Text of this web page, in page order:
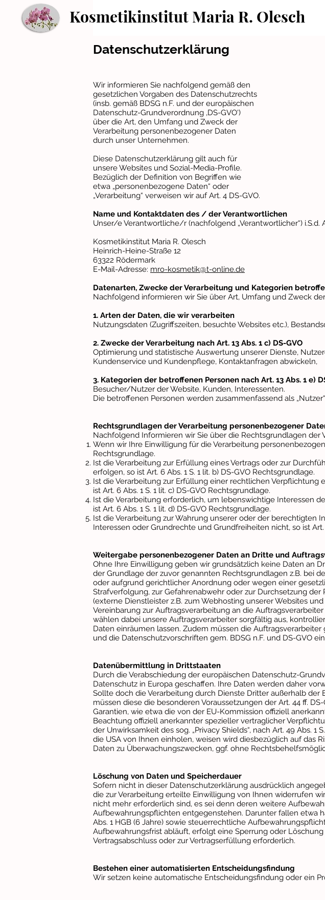
Kosmetikinstitut Maria R. Olesch
Datenschutzerklärung
Wir informieren Sie nachfolgend gemäß den
gesetzlichen Vorgaben des Datenschutzrechts
(insb. gemäß BDSG n.F. und der europäischen
Datenschutz-Grundverordnung ‚DS-GVO‘)
über die Art, den Umfang und Zweck der
Verarbeitung personenbezogener Daten
durch unser Unternehmen.
Diese Datenschutzerklärung gilt auch für
unsere Websites und Sozial-Media-Profile.
Bezüglich der Definition von Begriffen wie
etwa „personenbezogene Daten“ oder
„Verarbeitung“ verweisen wir auf Art. 4 DS-GVO.
Name und Kontaktdaten des / der Verantwortlichen
Unser/e Verantwortliche/r (nachfolgend „Verantwortlicher“) i.S.d.
Kosmetikinstitut Maria R. Olesch
Heinrich-Heine-Straße 12
63322 Rödermark
E-Mail-Adresse: mro-kosmetik@t-online.de
Datenarten, Zwecke der Verarbeitung und Kategorien
Nachfolgend informieren wir Sie über Art, Umfang und Zweck
1. Arten der Daten, die wir verarbeiten
Nutzungsdaten (Zugriffszeiten, besuchte Websites etc.),
2. Zwecke der Verarbeitung nach Art. 13 Abs. 1 c) DS-GVO
Optimierung und statistische Auswertung unserer Dienste,
Kundenservice und Kundenpflege, Kontaktanfragen abwickeln,
3. Kategorien der betroffenen Personen nach Art. 13 Abs. 1 e)
Besucher/Nutzer der Website, Kunden, Interessenten.
Die betroffenen Personen werden zusammenfassend als
Rechtsgrundlagen der Verarbeitung personenbezogener
Nachfolgend Informieren wir Sie über die Rechtsgrundlagen der
Wenn wir Ihre Einwilligung für die Verarbeitung
Rechtsgrundlage.
Ist die Verarbeitung zur Erfüllung eines Vertrags oder zur
erfolgen, so ist Art. 6 Abs. 1 S. 1 lit. b) DS-GVO Rechtsgrundlage.
Ist die Verarbeitung zur Erfüllung einer rechtlichen
ist Art. 6 Abs. 1 S. 1 lit. c) DS-GVO Rechtsgrundlage.
Ist die Verarbeitung erforderlich, um lebenswichtige Interessen
ist Art. 6 Abs. 1 S. 1 lit. d) DS-GVO Rechtsgrundlage.
Ist die Verarbeitung zur Wahrung unserer oder der
Interessen oder Grundrechte und Grundfreiheiten nicht, so ist Art.
Weitergabe personenbezogener Daten an Dritte und
Ohne Ihre Einwilligung geben wir grundsätzlich keine Daten an
der Grundlage der zuvor genannten Rechtsgrundlagen z.B. bei
oder aufgrund gerichtlicher Anordnung oder wegen einer
Strafverfolgung, zur Gefahrenabwehr oder zur Durchsetzung
(externe Dienstleister z.B. zum Webhosting unserer Websites
Vereinbarung zur Auftragsverarbeitung an die
wählen dabei unsere Auftragsverarbeiter sorgfältig aus,
Daten einräumen lassen. Zudem müssen die
und die Datenschutzvorschriften gem. BDSG n.F. und DS-GVO
Datenübermittlung in Drittstaaten
Durch die Verabschiedung der europäischen Datenschutz-
Datenschutz in Europa geschaffen. Ihre Daten werden daher
Sollte doch die Verarbeitung durch Dienste Dritter außerhalb
müssen diese die besonderen Voraussetzungen der Art. 44 ff.
Garantien, wie etwa die von der EU-Kommission offiziell
Beachtung offiziell anerkannter spezieller vertraglicher
der Unwirksamkeit des sog. „Privacy Shields“, nach Art. 49 Abs.
die USA von Ihnen einholen, weisen wird diesbezüglich auf das
Daten zu Überwachungszwecken, ggf. ohne
Löschung von Daten und Speicherdauer
Sofern nicht in dieser Datenschutzerklärung ausdrücklich
die zur Verarbeitung erteilte Einwilligung von Ihnen widerrufen
nicht mehr erforderlich sind, es sei denn deren weitere
Aufbewahrungspflichten entgegenstehen. Darunter fallen etwa
Abs. 1 HGB (6 Jahre) sowie steuerrechtliche
Aufbewahrungsfrist abläuft, erfolgt eine Sperrung oder
Vertragsabschluss oder zur Vertragserfüllung erforderlich.
Bestehen einer automatisierten Entscheidungsfindung
Wir setzen keine automatische Entscheidungsfindung oder ein